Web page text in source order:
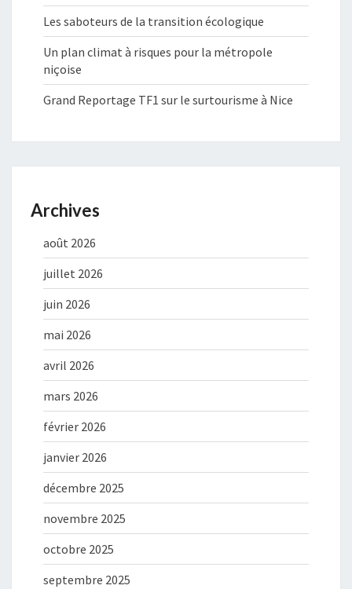
Les saboteurs de la transition écologique
Un plan climat à risques pour la métropole
niçoise
Grand Reportage TF1 sur le surtourisme à Nice
Archives
août 2026
juillet 2026
juin 2026
mai 2026
avril 2026
mars 2026
février 2026
janvier 2026
décembre 2025
novembre 2025
octobre 2025
septembre 2025